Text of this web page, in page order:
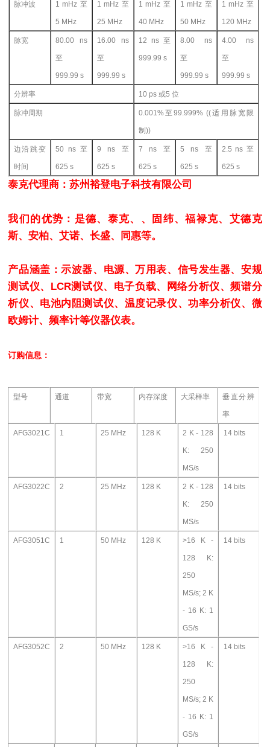
脉冲波 1 mHz 至
5 MHz
1 mHz 至
25 MHz
1 mHz 至
40 MHz
1 mHz 至
50 MHz
1 mHz 至
120 MHz
脉宽 80.00 ns
至
999.99 s
16.00 ns
至
999.99 s
12 ns 至
999.99 s
8.00 ns
至
999.99 s
4.00 ns
至
999.99 s
分辨率 10 ps或5 位
脉冲周期 0.001%至99.999% ((适用脉宽限
制))
边沿跳变
时间
50 ns 至
625 s
9 ns 至
625 s
7 ns 至
625 s
5 ns 至
625 s
2.5 ns 至
625 s
泰克代理商：苏州裕登电子科技有限公司
我们的优势：是德、泰克、、固纬、福禄克、艾德克
斯、安柏、艾诺、长盛、同惠等。
产品涵盖：示波器、电源、万用表、信号发生器、安规
测试仪、LCR测试仪、电子负载、网络分析仪、频谱分
析仪、电池内阻测试仪、温度记录仪、功率分析仪、微
欧姆计、频率计等仪器仪表。
订购信息：
型号 通道 带宽 内存深度 大采样率 垂直分辨
率
AFG3021C 1 25 MHz 128 K 2 K - 128
K: 250
MS/s
14 bits
AFG3022C 2 25 MHz 128 K 2 K - 128
K: 250
MS/s
14 bits
AFG3051C 1 50 MHz 128 K >16 K -
128 K:
250
MS/s; 2 K
- 16 K: 1
GS/s
14 bits
AFG3052C 2 50 MHz 128 K >16 K -
128 K:
250
MS/s; 2 K
- 16 K: 1
GS/s
14 bits